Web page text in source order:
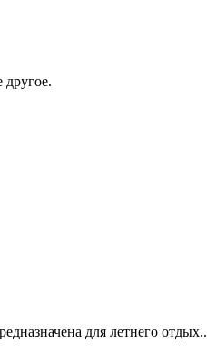
для летнего отдых..